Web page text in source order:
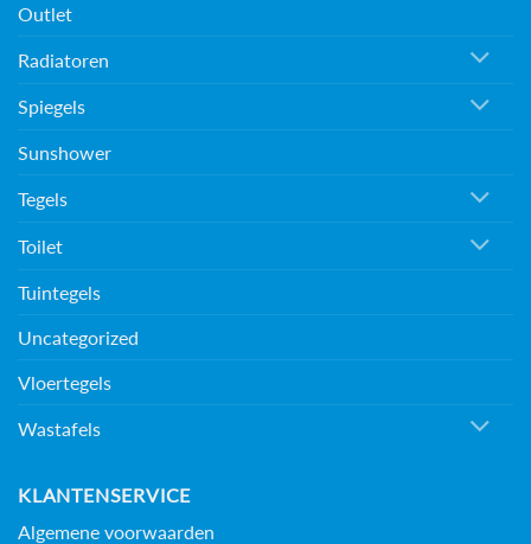
Outlet
Radiatoren
Spiegels
Sunshower
Tegels
Toilet
Tuintegels
Uncategorized
Vloertegels
Wastafels
KLANTENSERVICE
Algemene voorwaarden